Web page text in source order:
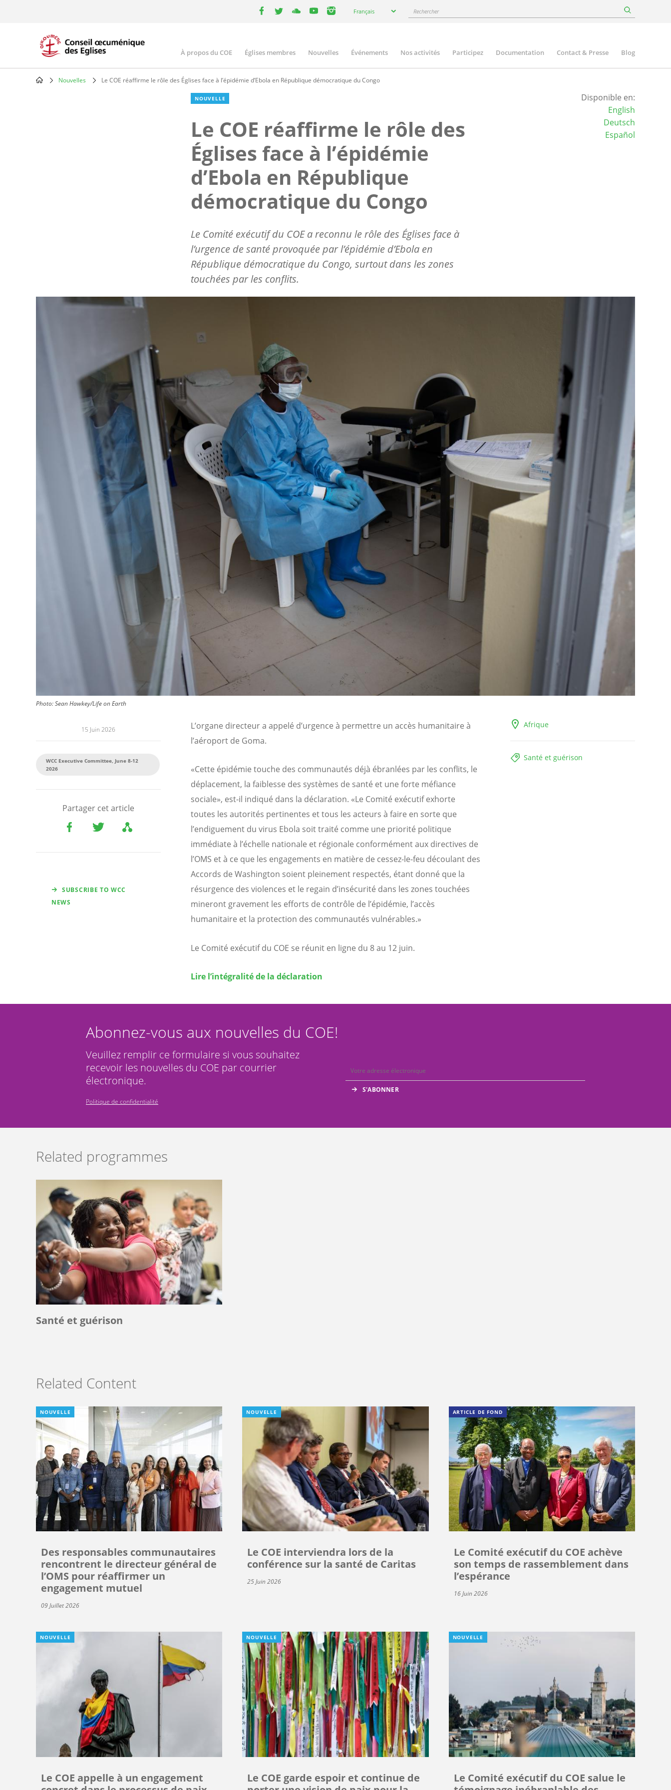
your
Français Rechercher
Main
navigation
À propos du COE Églises membres Nouvelles Événements Nos activités Participez Documentation Contact & Presse Blog
Nouvelles Le COE réaffirme le rôle des Églises face à l’épidémie d’Ebola en République démocratique du Congo
NOUVELLE
Le COE réaffirme le rôle des
Églises face à l’épidémie
d’Ebola en République
démocratique du Congo
Le Comité exécutif du COE a reconnu le rôle des Églises face à
l’urgence de santé provoquée par l’épidémie d’Ebola en
République démocratique du Congo, surtout dans les zones
touchées par les conflits.
Disponible en:
English
Deutsch
Español
Photo:Sean Hawkey/Life on Earth
15 Juin 2026
WCC Executive Committee, June 8-12
2026
Partager cet article
SUBSCRIBE TO WCC
NEWS
Afrique
Santé et guérison
L’organe directeur a appelé d’urgence à permettre un accès humanitaire à
l’aéroport de Goma.
«Cette épidémie touche des communautés déjà ébranlées par les conflits, le
déplacement, la faiblesse des systèmes de santé et une forte méfiance
sociale», est-il indiqué dans la déclaration. «Le Comité exécutif exhorte
toutes les autorités pertinentes et tous les acteurs à faire en sorte que
l’endiguement du virus Ebola soit traité comme une priorité politique
immédiate à l’échelle nationale et régionale conformément aux directives de
l’OMS et à ce que les engagements en matière de cessez-le-feu découlant des
Accords de Washington soient pleinement respectés, étant donné que la
résurgence des violences et le regain d’insécurité dans les zones touchées
mineront gravement les efforts de contrôle de l’épidémie, l’accès
humanitaire et la protection des communautés vulnérables.»
Le Comité exécutif du COE se réunit en ligne du 8 au 12 juin.
Lire l’intégralité de la déclaration
Abonnez-vous aux nouvelles du COE!
Veuillez remplir ce formulaire si vous souhaitez
recevoir les nouvelles du COE par courrier
électronique.
Politique de confidentialité
Related programmes
Santé et guérison
Related Content
NOUVELLE
Des responsables communautaires
rencontrent le directeur général de
l’OMS pour réaffirmer un
engagement mutuel
09 Juillet 2026
NOUVELLE
Le COE interviendra lors de la
conférence sur la santé de Caritas
25 Juin 2026
ARTICLE DE FOND
Le Comité exécutif du COE achève
son temps de rassemblement dans
l’espérance
16 Juin 2026
NOUVELLE
Le COE appelle à un engagement
NOUVELLE
Le COE garde espoir et continue de
NOUVELLE
Le Comité exécutif du COE salue le